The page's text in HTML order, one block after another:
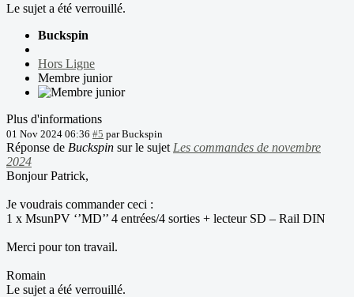
Le sujet a été verrouillé.
Buckspin
Hors Ligne
Membre junior
Plus d'informations
01 Nov 2024 06:36 #5 parBuckspin
Réponse de Buckspin sur le sujet Les commandes de novembre
2024
Bonjour Patrick,
Je voudrais commander ceci :
1 x MsunPV ‘’MD’’ 4 entrées/4 sorties + lecteur SD – Rail DIN
Merci pour ton travail.
Romain
Le sujet a été verrouillé.